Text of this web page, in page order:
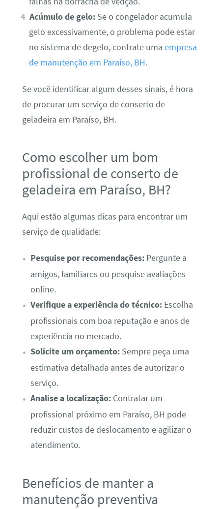
Acúmulo de gelo: Se o congelador acumula
gelo excessivamente, o problema pode estar
no sistema de degelo, contrate uma empresa
de manutenção em Paraíso, BH.
Se você identificar algum desses sinais, é hora
de procurar um serviço de conserto de
geladeira em Paraíso, BH.
Como escolher um bom
profissional de conserto de
geladeira em Paraíso, BH?
Aqui estão algumas dicas para encontrar um
serviço de qualidade:
Pesquise por recomendações:Pergunte a
amigos, familiares ou pesquise avaliações
online.
Verifique a experiência do técnico:Escolha
profissionais com boa reputação e anos de
experiência no mercado.
Solicite um orçamento:Sempre peça uma
estimativa detalhada antes de autorizar o
serviço.
Analise a localização:Contratar um
profissional próximo em Paraíso, BH pode
reduzir custos de deslocamento e agilizar o
atendimento.
Benefícios de manter a
manutenção preventiva